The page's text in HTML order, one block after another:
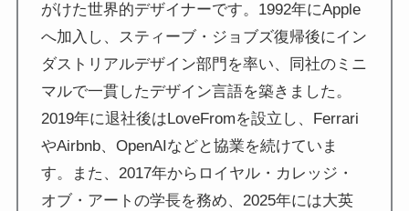
がけた世界的デザイナーです。1992年にApple
へ加入し、スティーブ・ジョブズ復帰後にイン
ダストリアルデザイン部門を率い、同社のミニ
マルで一貫したデザイン言語を築きました。
2019年に退社後はLoveFromを設立し、Ferrari
やAirbnb、OpenAIなどと協業を続けていま
す。また、2017年からロイヤル・カレッジ・
オブ・アートの学長を務め、2025年には大英